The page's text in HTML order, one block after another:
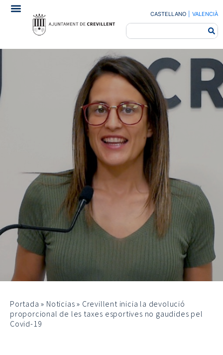
CASTELLANO VALENCIÀ
Portada » Noticias » Crevillent inicia la devolució
proporcional de les taxes esportives no gaudides pel
Covid-19